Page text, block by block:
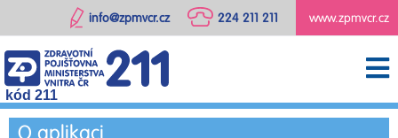
www.zpmvcr.cz
224 211 211
info@zpmvcr.cz
kód 211